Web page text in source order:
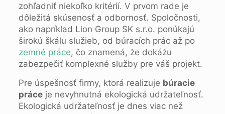
zohľadniť niekoľko kritérií. V prvom rade je
dôležitá skúsenosť a odbornosť. Spoločnosti,
ako napríklad Lion Group SK s.r.o. ponúkajú
širokú škálu služieb, od búracích prác až po
zemné práce, čo znamená, že dokážu
zabezpečiť komplexné služby pre váš projekt.
Pre úspešnosť firmy, ktorá realizuje búracie
práceje nevyhnutná ekologická udržateľnosť.
Ekologická udržateľnosť je dnes viac než